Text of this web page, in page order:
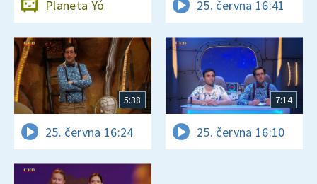
Planeta Yó 25. června 16:41
5:38
25. června 16:24
7:14
25. června 16:10